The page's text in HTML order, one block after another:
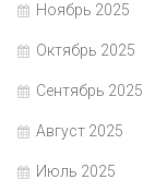
Ноябрь 2025
Октябрь 2025
Сентябрь 2025
Август 2025
Июль 2025